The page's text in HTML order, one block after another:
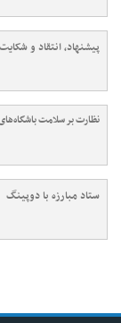
پیشنهاد، انتقاد و شکایت
نظارت بر سلامت
ستاد مبارزه با دوپینگ